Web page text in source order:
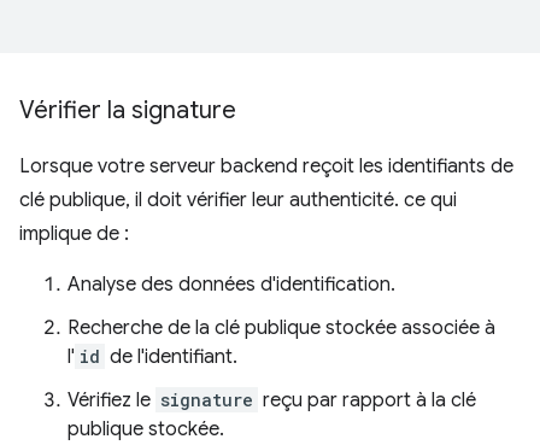
Vérifier la signature
Lorsque votre serveur backend reçoit les identifiants de
clé publique, il doit vérifier leur authenticité. ce qui
implique de :
Analyse des données d'identification.
Recherche de la clé publique stockée associée à
l' id de l'identifiant.
Vérifiez le signature reçu par rapport à la clé
publique stockée.